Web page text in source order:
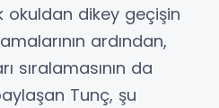
okuldan dikey geçişin
ardından,
sıralamasının da
Tunç, şu